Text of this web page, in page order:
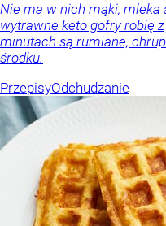
Nie ma w nich mąki, mleka
wytrawne keto gofry robię
minutach są rumiane,
środku.
PrzepisyOdchudzanie